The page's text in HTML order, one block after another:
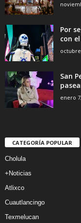
Por
con
octubre
San
enero
CATEGORÍA POPULAR
Cholula
+Noticias
Atlixco
Cuautlancingo
Texmelucan